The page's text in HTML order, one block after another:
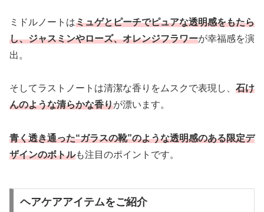
ミドルノートはミュゲとピーチでピュアな透明感をもたら
し、ジャスミンやローズ、オレンジフラワーが幸福感を演
出。
そしてラストノートは清潔な香りをムスクで表現し、 石け
んのような清らかな香りが漂います。
青く透き通った“ガラスの靴”のような透明感のある限定デ
ザインのボトルも注目のポイントです。
ヘアケアアイテムをご紹介